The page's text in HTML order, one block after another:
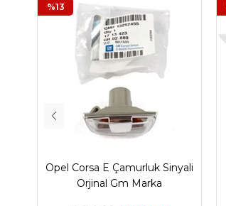
Opel Corsa E Çamurluk Sinyali
Orjinal Gm Marka
%13